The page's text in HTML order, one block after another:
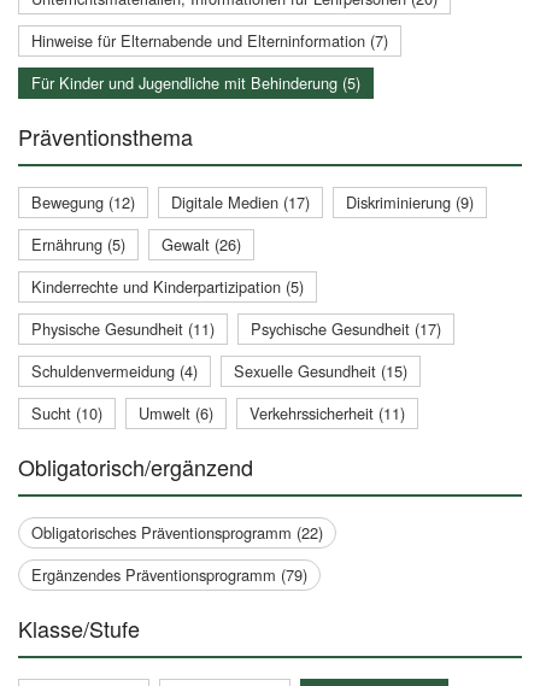
Hinweise für Elternabende und Elterninformation (7)
Für Kinder und Jugendliche mit Behinderung (5)
Präventionsthema
Bewegung (12) Digitale Medien (17)
Diskriminierung (9)
Ernährung (5)
Gewalt (26)
Kinderrechte und Kinderpartizipation (5)
Physische Gesundheit (11)
Psychische Gesundheit (17)
Schuldenvermeidung (4)
Sexuelle Gesundheit (15)
Sucht (10)
Umwelt (6) Verkehrssicherheit (11)
Obligatorisch/ergänzend
Obligatorisches Präventionsprogramm (22)
Ergänzendes Präventionsprogramm (79)
Klasse/Stufe